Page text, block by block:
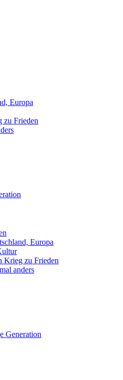
Europa
zu Frieden
Europa
Krieg zu Frieden
anders
Generation